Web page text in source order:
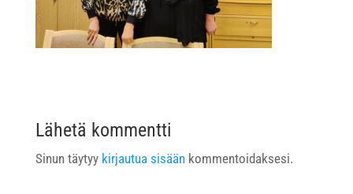
Lähetä kommentti
Sinun täytyy kirjautua sisäänkommentoidaksesi.